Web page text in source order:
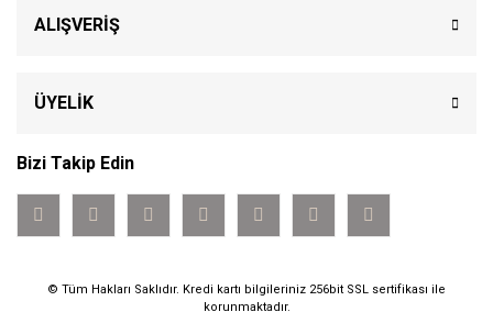
ALIŞVERİŞ
ÜYELİK
Bizi Takip Edin
© Tüm Hakları Saklıdır. Kredi kartı bilgileriniz 256bit SSL sertifikası ile
korunmaktadır.